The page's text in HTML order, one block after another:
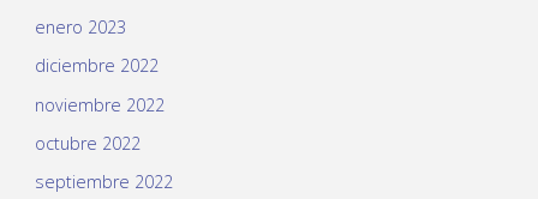
enero 2023
diciembre 2022
noviembre 2022
octubre 2022
septiembre 2022